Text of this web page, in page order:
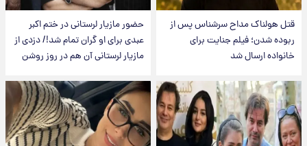
قتل هولناک مداح سرشناس پس از
ربوده شدن؛ فیلم جنایت برای
خانواده ارسال شد
حضور مازیار لرستانی در ختم اکبر
عبدی برای او گران تمام شد!/ دزدی از
مازیار لرستانی آن هم در روز روشن